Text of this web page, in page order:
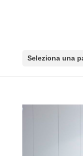
Seleziona una